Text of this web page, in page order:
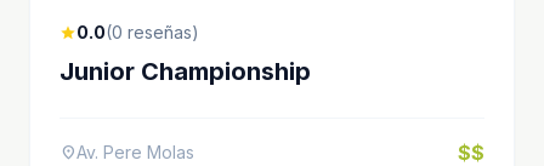
star0.0(0 reseñas)
Junior Championship
location_onAv. Pere Molas $$